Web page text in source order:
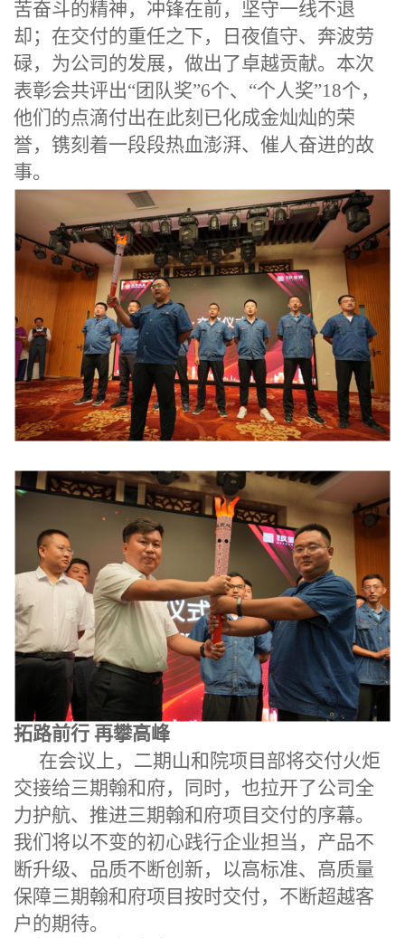
苦奋斗的精神，冲锋在前，坚守一线不退
却；在交付的重任之下，日夜值守、奔波劳
碌，为公司的发展，做出了卓越贡献。本次
表彰会共评出“团队奖”6个、 “个人奖”18个，
他们的点滴付出在此刻已化成金灿灿的荣
誉，镌刻着一段段热血澎湃、催人奋进的故
事。
拓路前行 再攀高峰
在会议上 ， 二期山和院项目部将交付火炬
交接给三期翰和府，同时，也拉开了公司全
力护航、推进三期翰和府项目 交付的序幕。
我们将以不变的初心践行企业担当，产品不
断升级、品质不断创新，以高标准、高质量
保障三期翰和府项目按时交付，不断超越客
户的期待。